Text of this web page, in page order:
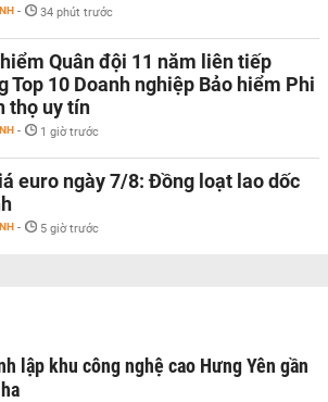
- 34 phút trước
Quân đội 11 năm liên tiếp
Top 10 Doanh nghiệp Bảo hiểm Phi
thọ uy tín
- 1 giờ trước
euro ngày 7/8: Đồng loạt lao dốc
- 5 giờ trước
lập khu công nghệ cao Hưng Yên gần